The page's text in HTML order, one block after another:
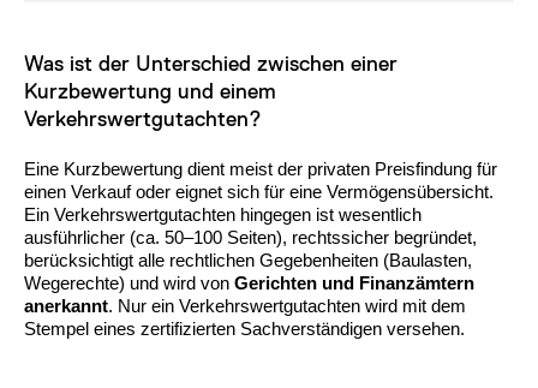
Was ist der Unterschied zwischen einer
Kurzbewertung und einem
Verkehrswertgutachten?
Eine Kurzbewertung dient meist der privaten Preisfindung für
einen Verkauf oder eignet sich für eine Vermögensübersicht.
Ein Verkehrswertgutachten hingegen ist wesentlich
ausführlicher (ca. 50–100 Seiten), rechtssicher begründet,
berücksichtigt alle rechtlichen Gegebenheiten (Baulasten,
Wegerechte) und wird von Gerichten und Finanzämtern
anerkannt. Nur ein Verkehrswertgutachten wird mit dem
Stempel eines zertifizierten Sachverständigen versehen.